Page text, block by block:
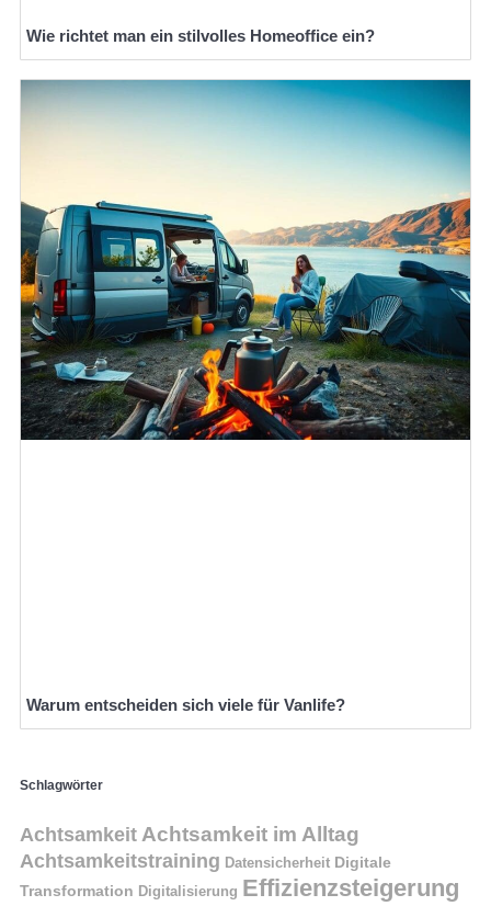
Wie richtet man ein stilvolles Homeoffice ein?
Warum entscheiden sich viele für Vanlife?
Schlagwörter
Achtsamkeit Achtsamkeit im Alltag
Achtsamkeitstraining Datensicherheit Digitale
Transformation Digitalisierung Effizienzsteigerung